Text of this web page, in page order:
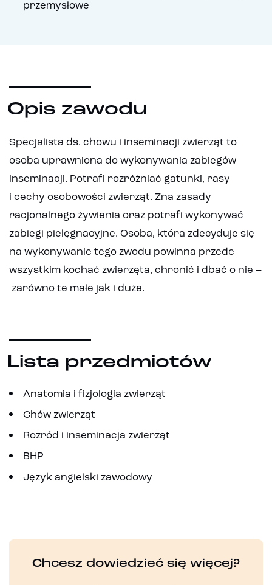
przemysłowe
Opis zawodu
Specjalista ds. chowu i inseminacji zwierząt to
osoba uprawniona do wykonywania zabiegów
inseminacji. Potrafi rozróżniać gatunki, rasy
i cechy osobowości zwierząt. Zna zasady
racjonalnego żywienia oraz potrafi wykonywać
zabiegi pielęgnacyjne. Osoba, która zdecyduje się
na wykonywanie tego zwodu powinna przede
wszystkim kochać zwierzęta, chronić i dbać o nie –
zarówno te małe jak i duże.
Lista przedmiotów
Anatomia i fizjologia zwierząt
Chów zwierząt
Rozród i inseminacja zwierząt
BHP
Język angielski zawodowy
Chcesz dowiedzieć się więcej?